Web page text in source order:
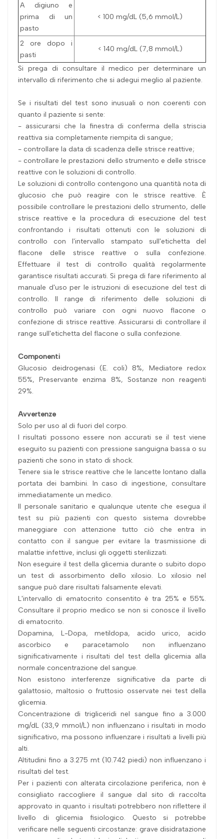
A digiuno e
prima di un
pasto
< 100 mg/dL (5,6 mmol/L)
2 ore dopo i
pasti
< 140 mg/dL (7,8 mmol/L)
Si prega di consultare il medico per determinare un
intervallo di riferimento che si adegui meglio al paziente.
Se i risultati del test sono inusuali o non coerenti con
quanto il paziente si sente:
- assicurarsi che la finestra di conferma della striscia
reattiva sia completamente riempita di sangue;
- controllare la data di scadenza delle strisce reattive;
- controllare le prestazioni dello strumento e delle strisce
reattive con le soluzioni di controllo.
Le soluzioni di controllo contengono una quantità nota di
glucosio che può reagire con le strisce reattive. È
possibile controllare le prestazioni dello strumento, delle
strisce reattive e la procedura di esecuzione del test
confrontando i risultati ottenuti con le soluzioni di
controllo con l'intervallo stampato sull'etichetta del
flacone delle strisce reattive o sulla confezione.
Effettuare il test di controllo qualità regolarmente
garantisce risultati accurati. Si prega di fare riferimento al
manuale d'uso per le istruzioni di esecuzione del test di
controllo. Il range di riferimento delle soluzioni di
controllo può variare con ogni nuovo flacone o
confezione di strisce reattive. Assicurarsi di controllare il
range sull'etichetta del flacone o sulla confezione.
Componenti
Glucosio deidrogenasi (E. coli) 8%, Mediatore redox
55%, Preservante enzima 8%, Sostanze non reagenti
29%.
Avvertenze
Solo per uso al di fuori del corpo.
I risultati possono essere non accurati se il test viene
eseguito su pazienti con pressione sanguigna bassa o su
pazienti che sono in stato di shock.
Tenere sia le strisce reattive che le lancette lontano dalla
portata dei bambini. In caso di ingestione, consultare
immediatamente un medico.
Il personale sanitario e qualunque utente che esegua il
test su più pazienti con questo sistema dovrebbe
maneggiare con attenzione tutto ciò che entra in
contatto con il sangue per evitare la trasmissione di
malattie infettive, inclusi gli oggetti sterilizzati.
Non eseguire il test della glicemia durante o subito dopo
un test di assorbimento dello xilosio. Lo xilosio nel
sangue può dare risultati falsamente elevati.
L'intervallo di ematocrito consentito è tra 25% e 55%.
Consultare il proprio medico se non si conosce il livello
di ematocrito.
Dopamina, L-Dopa, metildopa, acido urico, acido
ascorbico e paracetamolo non influenzano
significativamente i risultati del test della glicemia alla
normale concentrazione del sangue.
Non esistono interferenze significative da parte di
galattosio, maltosio o fruttosio osservate nei test della
glicemia.
Concentrazione di trigliceridi nel sangue fino a 3.000
mg/dL (33,9 mmol/L) non influenzano i risultati in modo
significativo, ma possono influenzare i risultati a livelli più
alti.
Altitudini fino a 3.275 mt (10.742 piedi) non influenzano i
risultati del test.
Per i pazienti con alterata circolazione periferica, non è
consigliato raccogliere il sangue dal sito di raccolta
approvato in quanto i risultati potrebbero non riflettere il
livello di glicemia fisiologico. Questo si potrebbe
verificare nelle seguenti circostanze: grave disidratazione